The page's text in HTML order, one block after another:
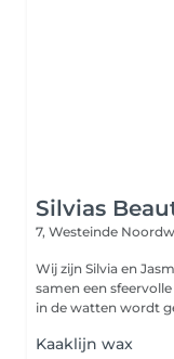
Silvias
7, Westeinde
Wij zijn Silvia en
samen een
Kaaklijn wax